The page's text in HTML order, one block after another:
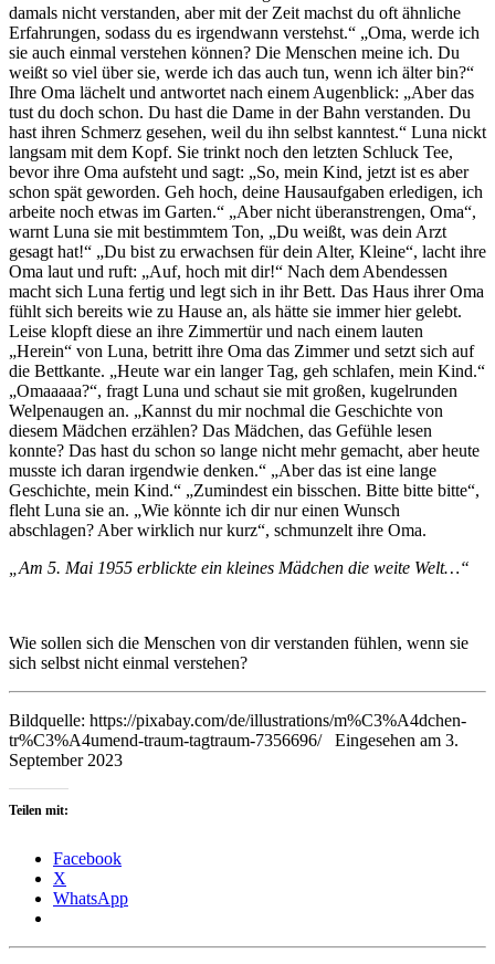
damals nicht verstanden, aber mit der Zeit machst du oft ähnliche
Erfahrungen, sodass du es irgendwann verstehst.“ „Oma, werde ich
sie auch einmal verstehen können? Die Menschen meine ich. Du
weißt so viel über sie, werde ich das auch tun, wenn ich älter bin?“
Ihre Oma lächelt und antwortet nach einem Augenblick: „Aber das
tust du doch schon. Du hast die Dame in der Bahn verstanden. Du
hast ihren Schmerz gesehen, weil du ihn selbst kanntest.“ Luna nickt
langsam mit dem Kopf. Sie trinkt noch den letzten Schluck Tee,
bevor ihre Oma aufsteht und sagt: „So, mein Kind, jetzt ist es aber
schon spät geworden. Geh hoch, deine Hausaufgaben erledigen, ich
arbeite noch etwas im Garten.“ „Aber nicht überanstrengen, Oma“,
warnt Luna sie mit bestimmtem Ton, „Du weißt, was dein Arzt
gesagt hat!“ „Du bist zu erwachsen für dein Alter, Kleine“, lacht ihre
Oma laut und ruft: „Auf, hoch mit dir!“ Nach dem Abendessen
macht sich Luna fertig und legt sich in ihr Bett. Das Haus ihrer Oma
fühlt sich bereits wie zu Hause an, als hätte sie immer hier gelebt.
Leise klopft diese an ihre Zimmertür und nach einem lauten
„Herein“ von Luna, betritt ihre Oma das Zimmer und setzt sich auf
die Bettkante. „Heute war ein langer Tag, geh schlafen, mein Kind.“
„Omaaaaa?“, fragt Luna und schaut sie mit großen, kugelrunden
Welpenaugen an. „Kannst du mir nochmal die Geschichte von
diesem Mädchen erzählen? Das Mädchen, das Gefühle lesen
konnte? Das hast du schon so lange nicht mehr gemacht, aber heute
musste ich daran irgendwie denken.“ „Aber das ist eine lange
Geschichte, mein Kind.“ „Zumindest ein bisschen. Bitte bitte bitte“,
fleht Luna sie an. „Wie könnte ich dir nur einen Wunsch
abschlagen? Aber wirklich nur kurz“, schmunzelt ihre Oma.
„Am 5. Mai 1955 erblickte ein kleines Mädchen die weite Welt…“
Wie sollen sich die Menschen von dir verstanden fühlen, wenn sie
sich selbst nicht einmal verstehen?
Bildquelle: https://pixabay.com/de/illustrations/m%C3%A4dchen-
tr%C3%A4umend-traum-tagtraum-7356696/ Eingesehen am 3.
September 2023
Teilen mit:
Facebook
X
WhatsApp